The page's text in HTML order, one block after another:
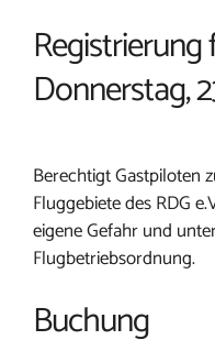
Donnerstag,
Berechtigt Gastpiloten
Fluggebiete des RDG
eigene Gefahr und
Flugbetriebsordnung.
Buchung